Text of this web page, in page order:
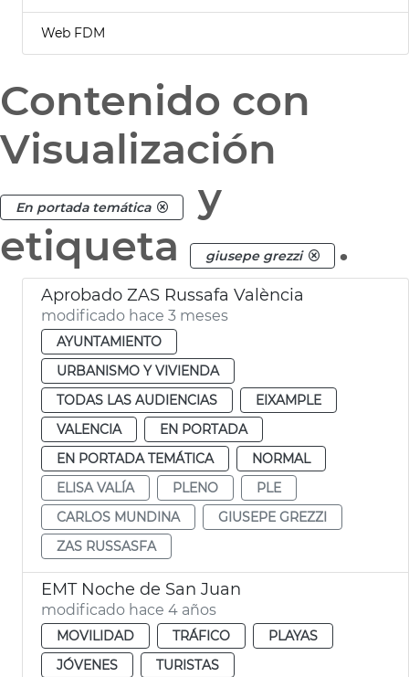
Web FDM
Contenido con
Visualización
En portada temática
y
etiqueta
giusepe grezzi .
Aprobado ZAS Russafa València
modificado hace 3 meses
AYUNTAMIENTO
URBANISMO Y VIVIENDA
TODAS LAS AUDIENCIAS
EIXAMPLE
VALENCIA
EN PORTADA
EN PORTADA TEMÁTICA
NORMAL
ELISA VALÍA
PLENO
PLE
CARLOS MUNDINA
GIUSEPE GREZZI
ZAS RUSSASFA
EMT Noche de San Juan
modificado hace 4 años
MOVILIDAD TRÁFICO
PLAYAS
JÓVENES
TURISTAS